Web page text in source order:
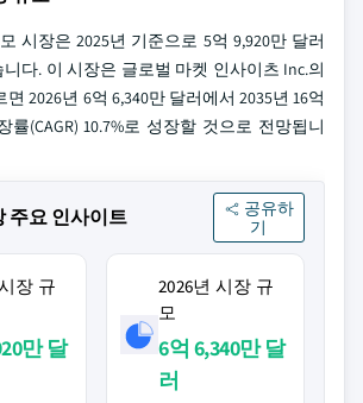
시장은 2025년 기준으로 5억 9,920만 달러
다. 이 시장은 글로벌 마켓 인사이츠 Inc.의
2026년 6억 6,340만 달러에서 2035년 16억
률(CAGR) 10.7%로 성장할 것으로 전망됩니
주요 인사이트
공유하
기
장 규
만 달
2026년 시장 규
모
6억 6,340만 달
러